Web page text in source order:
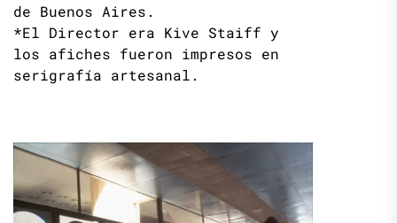
de Buenos Aires.
*El Director era Kive Staiff y
los afiches fueron impresos en
serigrafía artesanal.